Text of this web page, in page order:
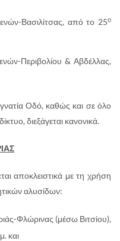
Βασιλίτσας, από το 25ο
Περιβολίου & Αβδέλλας,
Οδό, καθώς και σε όλο
διεξάγεται κανονικά.
αποκλειστικά με τη χρήση
αλυσίδων:
Φλώρινας (μέσω Βιτσίου),
και